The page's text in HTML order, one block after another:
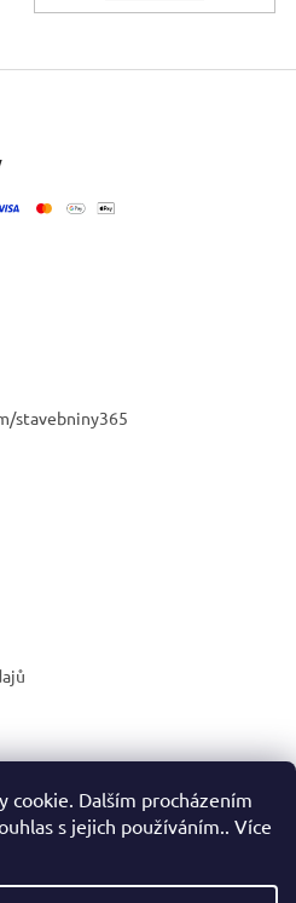
cookie. Dalším procházením
s jejich používáním.. Více
stavebniny365
Blog